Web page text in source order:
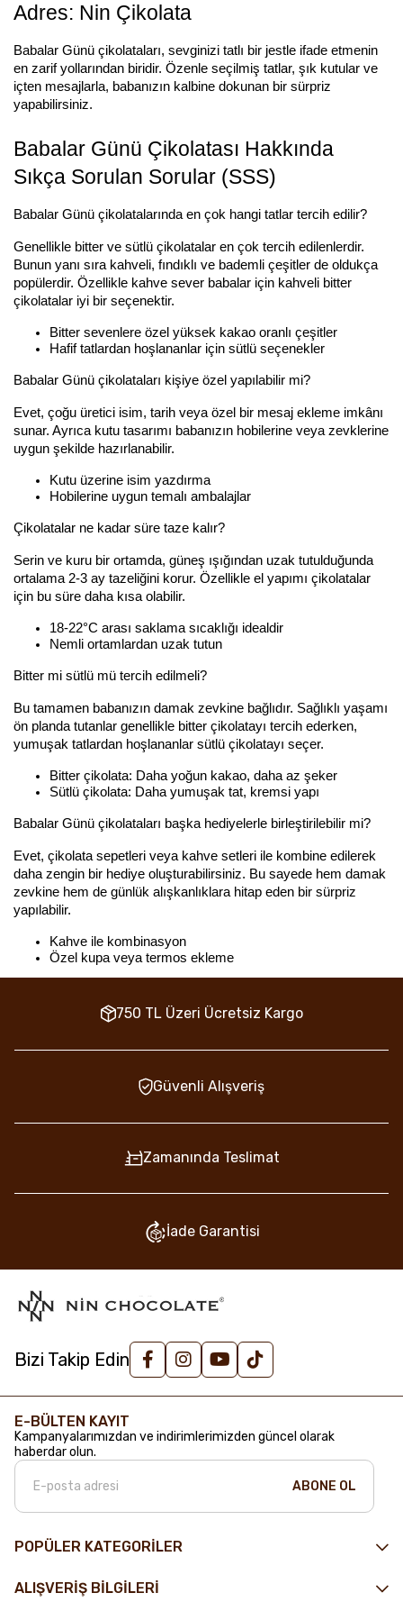
Adres: Nin Çikolata
Babalar Günü çikolataları, sevginizi tatlı bir jestle ifade etmenin
en zarif yollarından biridir. Özenle seçilmiş tatlar, şık kutular ve
içten mesajlarla, babanızın kalbine dokunan bir sürpriz
yapabilirsiniz.
Babalar Günü Çikolatası Hakkında
Sıkça Sorulan Sorular (SSS)
Babalar Günü çikolatalarında en çok hangi tatlar tercih edilir?
Genellikle bitter ve sütlü çikolatalar en çok tercih edilenlerdir.
Bunun yanı sıra kahveli, fındıklı ve bademli çeşitler de oldukça
popülerdir. Özellikle kahve sever babalar için kahveli bitter
çikolatalar iyi bir seçenektir.
Bitter sevenlere özel yüksek kakao oranlı çeşitler
Hafif tatlardan hoşlananlar için sütlü seçenekler
Babalar Günü çikolataları kişiye özel yapılabilir mi?
Evet, çoğu üretici isim, tarih veya özel bir mesaj ekleme imkânı
sunar. Ayrıca kutu tasarımı babanızın hobilerine veya zevklerine
uygun şekilde hazırlanabilir.
Kutu üzerine isim yazdırma
Hobilerine uygun temalı ambalajlar
Çikolatalar ne kadar süre taze kalır?
Serin ve kuru bir ortamda, güneş ışığından uzak tutulduğunda
ortalama 2-3 ay tazeliğini korur. Özellikle el yapımı çikolatalar
için bu süre daha kısa olabilir.
18-22°C arası saklama sıcaklığı idealdir
Nemli ortamlardan uzak tutun
Bitter mi sütlü mü tercih edilmeli?
Bu tamamen babanızın damak zevkine bağlıdır. Sağlıklı yaşamı
ön planda tutanlar genellikle bitter çikolatayı tercih ederken,
yumuşak tatlardan hoşlananlar sütlü çikolatayı seçer.
Bitter çikolata: Daha yoğun kakao, daha az şeker
Sütlü çikolata: Daha yumuşak tat, kremsi yapı
Babalar Günü çikolataları başka hediyelerle birleştirilebilir mi?
Evet, çikolata sepetleri veya kahve setleri ile kombine edilerek
daha zengin bir hediye oluşturabilirsiniz. Bu sayede hem damak
zevkine hem de günlük alışkanlıklara hitap eden bir sürpriz
yapılabilir.
Kahve ile kombinasyon
Özel kupa veya termos ekleme
750 TL Üzeri Ücretsiz Kargo
Güvenli Alışveriş
Zamanında Teslimat
İade Garantisi
Bizi Takip Edin
POPÜLER KATEGORİLER
ALIŞVERİŞ BİLGİLERİ
E-BÜLTEN KAYIT
Kampanyalarımızdan ve indirimlerimizden güncel olarak
haberdar olun.
ABONE OL